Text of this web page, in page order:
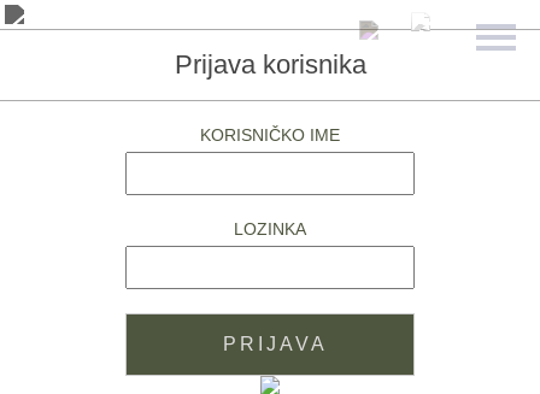
Prijava korisnika
KORISNIČKO IME
LOZINKA